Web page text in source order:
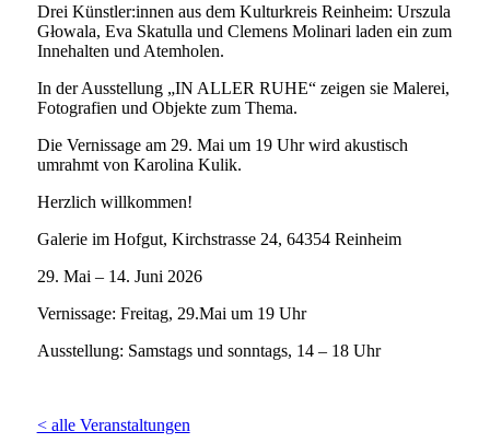
Drei Künstler:innen aus dem Kulturkreis Reinheim: Urszula
Głowala, Eva Skatulla und Clemens Molinari laden ein zum
Innehalten und Atemholen.
In der Ausstellung „IN ALLER RUHE“ zeigen sie Malerei,
Fotografien und Objekte zum Thema.
Die Vernissage am 29. Mai um 19 Uhr wird akustisch
umrahmt von Karolina Kulik.
Herzlich willkommen!
Galerie im Hofgut, Kirchstrasse 24, 64354 Reinheim
29. Mai – 14. Juni 2026
Vernissage: Freitag, 29.Mai um 19 Uhr
Ausstellung: Samstags und sonntags, 14 – 18 Uhr
< alle Veranstaltungen